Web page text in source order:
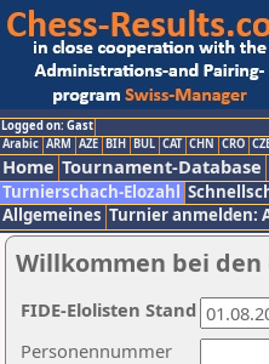
Logged on: Gast
Arabic ARM AZE BIH BUL CAT CHN CRO
Home Tournament-Database
Turnierschach-Elozahl
Allgemeines Turnier anmelden:
Willkommen bei den
Personennummer
FIDE-Elolisten Stand